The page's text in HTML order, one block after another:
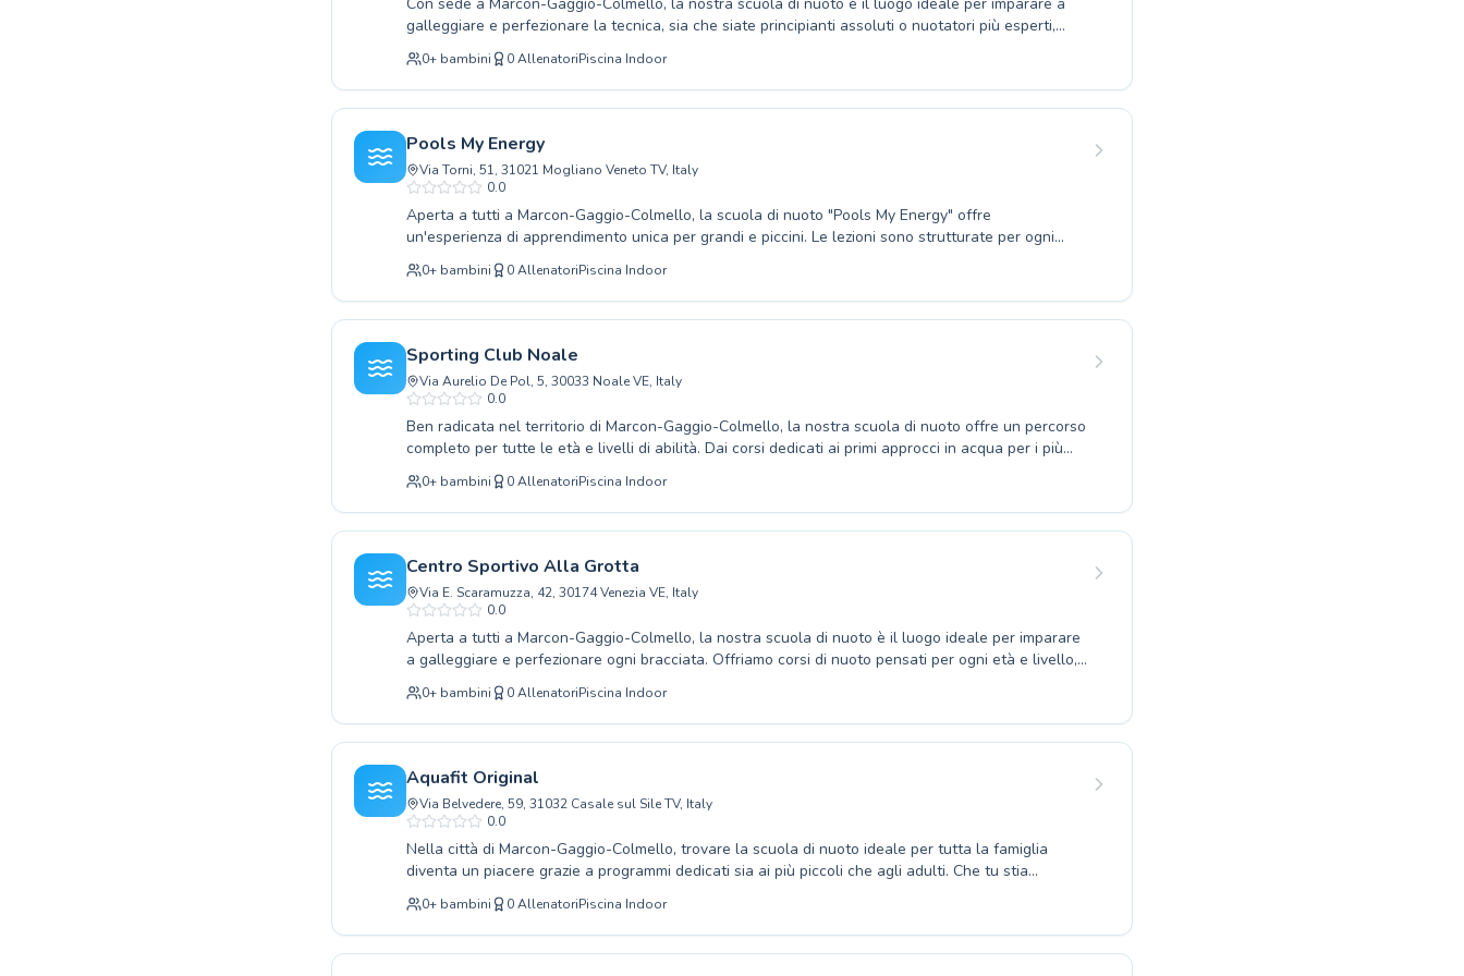
galleggiare e perfezionare la tecnica, sia che siate principianti assoluti o nuotatori più esperti,
bambini o adulti desiderosi di migliorare le proprie performance. Offriamo corsi di nuoto pensati
per ogni età e livello, tenuti da istruttori qualificati e appassionati che sapranno guidarvi in un
ambiente sereno e stimolante. La nostra piscina è dotata di tutto il necessario per rendere
l'apprendimento sicuro e divertente, garantendo un percorso didattico efficace e personalizzato.
Unisciti a noi in Aquamore Spinea per scoprire il piacere dell'acqua e acquisire una competenza
preziosa per tutta la vita.
0+ bambini 0AllenatoriPiscina Indoor
Pools My Energy
Via Torni, 51, 31021 Mogliano Veneto TV, Italy
0.0
Aperta a tutti a Marcon-Gaggio-Colmello, la scuola di nuoto "Pools My Energy" offre
un'esperienza di apprendimento unica per grandi e piccini. Le lezioni sono strutturate per ogni
livello, dai corsi per principianti assoluti che muovono i primi passi in acqua, fino ai percorsi
avanzati per chi desidera perfezionare il proprio stile. Con istruttori qualificati e appassionati,
garantiamo un ambiente sereno e stimolante, dove l'apprendimento avviene divertendosi e in
totale sicurezza. Che siate bambini curiosi o adulti desiderosi di migliorare le proprie abilità
natatorie, qui troverete il corso giusto per voi. Imparate a nuotare, a divertirvi e a scoprire i
benefici di questo sport meraviglioso. Venite a trovarci e tuffatevi nel mondo acquatico di "Pools
My Energy".
0+ bambini 0AllenatoriPiscina Indoor
Sporting Club Noale
Via Aurelio De Pol, 5, 30033 Noale VE, Italy
0.0
Ben radicata nel territorio di Marcon-Gaggio-Colmello, la nostra scuola di nuoto offre un percorso
completo per tutte le età e livelli di abilità. Dai corsi dedicati ai primi approcci in acqua per i più
piccini, fino a sessioni intensive per adulti che desiderano affinare la tecnica o superare la paura
dell'acqua, troverai il programma più adatto a te. I nostri istruttori qualificati, grazie a un ambiente
sereno e attrezzature all'avanguardia presso lo Sporting Club Noale, garantiscono un
apprendimento sicuro ed efficace, fondato sulla didattica e sul divertimento. Che tu sia un
principiante assoluto o un nuotatore avanzato, ti invitiamo a scoprire il piacere del nuoto e a unirti
alla nostra accogliente comunità acquatica.
0+ bambini 0AllenatoriPiscina Indoor
Centro Sportivo Alla Grotta
Via E. Scaramuzza, 42, 30174 Venezia VE, Italy
0.0
Aperta a tutti a Marcon-Gaggio-Colmello, la nostra scuola di nuoto è il luogo ideale per imparare
a galleggiare e perfezionare ogni bracciata. Offriamo corsi di nuoto pensati per ogni età e livello,
dai corsi per bambini che muovono i primi passi in acqua ai percorsi per adulti, sia per principianti
assoluti che per nuotatori più esperti. Il Centro Sportivo Alla Grotta vanta istruttori qualificati e
appassionati, pronti a seguire ogni allievo con attenzione e professionalità, garantendo un
ambiente sereno e stimolante nella nostra luminosa piscina. Venite a scoprire il piacere del nuoto
e a migliorare le vostre prestazioni, vi aspettiamo per condividere insieme questa meravigliosa
esperienza acquatica.
0+ bambini 0AllenatoriPiscina Indoor
Aquafit Original
Via Belvedere, 59, 31032 Casale sul Sile TV, Italy
0.0
Nella città di Marcon-Gaggio-Colmello, trovare la scuola di nuoto ideale per tutta la famiglia
diventa un piacere grazie a programmi dedicati sia ai più piccoli che agli adulti. Che tu stia
cercando di insegnare ai tuoi bambini le prime bracciate con corsi per principianti o desideri
perfezionare la tua tecnica con lezioni per nuotatori più esperti, troverai un ambiente accogliente
e stimolante. I nostri istruttori altamente qualificati mettono passione e competenza in ogni
lezione, garantendo un apprendimento sicuro e divertente all'interno della nostra piscina.
0+ bambini 0AllenatoriPiscina Indoor